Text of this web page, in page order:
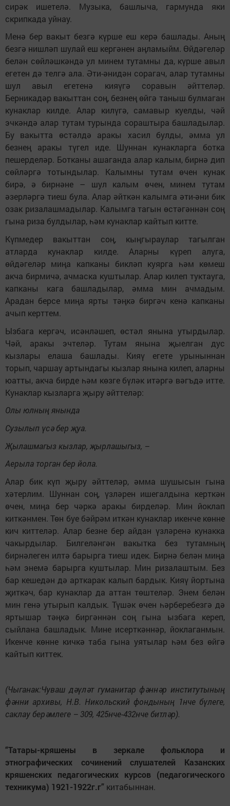
сирәк ишетелә. Музыка, башлыча, гармунда яки
скрипкада уйнау.
Менә бер вакыт безгә күрше еш керә башлады. Аның
безгә нишләп шулай еш кергәнен аңламыйм. Өйдәгеләр
белән сөйләшкәндә ул минем тутамны да, күрше авыл
егетен дә телгә ала. Әти-әнидән сорагач, алар тутамны
шул авыл егетенә кияүгә соравын әйттеләр.
Берникадәр вакыттан соң, безнең өйгә таныш булмаган
кунаклар килде. Алар килүгә, самавыр куелды, чәй
эчкәндә алар тутам турында сораштыра башладылар.
Бу вакытта өстәлдә аракы хасил булды, әмма ул
безнең аракы түгел иде. Шуннан кунакларга ботка
пешерделәр. Ботканы ашаганда алар калым, бирнә дип
сөйләргә тотындылар. Калымны тутам өчен кунак
бирә, ә бирнәне – шул калым өчен, минем тутам
әзерләргә тиеш була. Алар әйткән калымга әти-әни бик
озак ризалашмадылар. Калымга тагын өстәгәннән соң
гына риза булдылар, һәм кунаклар кайтып китте.
Күпмедер вакыттан соң, кыңгыраулар тагылган
атларда кунаклар килде. Аларны күреп алуга,
өйдәгеләр миңа капканы бикләп куярга һәм көмеш
акча бирмичә, ачмаска куштылар. Алар килеп туктауга,
капканы кага башладылар, әмма мин ачмадым.
Арадан берсе миңа ярты тәңкә биргәч кенә капканы
ачып керттем.
Ызбага кергәч, исәнләшеп, өстәл янына утырдылар.
Чәй, аракы эчтеләр. Тутам янына җыелган дус
кызлары елаша башлады. Кияү егете урыныннан
торып, чаршау артындагы кызлар янына килеп, аларны
юатты, акча бирде һәм көзге бүләк итәргә вәгъдә итте.
Кунаклар кызларга җыру әйттеләр:
Олы юлның янында
Сузылып үсә бер җуа.
Җылашмагыз кызлар, җырлашыгыз, –
Аерыла торган бер йола.
Алар бик күп җыру әйттеләр, әмма шушысын гына
хәтерлим. Шуннан соң, үзләрен ишегалдына керткән
өчен, миңа бер чәркә аракы бирделәр. Мин йоклап
киткәнмен. Төн буе бәйрәм иткән кунаклар икенче көнне
кич киттеләр. Алар безне бер айдан үзләренә кунакка
чакырдылар. Билгеләнгән вакытка без тутамның
бирнәлеген илтә барырга тиеш идек. Бирнә белән миңа
һәм энемә барырга куштылар. Мин ризалаштым. Без
бар кешедән дә арткарак калып бардык. Кияү йортына
җиткәч, бар кунаклар да аттан төштеләр. Энем белән
мин генә утырып калдык. Түшәк өчен һәрберебезгә дә
яртышар тәңкә биргәннән соң гына ызбага кереп,
сыйлана башладык. Мине исерткәннәр, йоклаганмын.
Икенче көнне кичкә таба гына уятылар һәм без өйгә
кайтып киттек.
(Чыганак:Чуваш дәүләт гуманитар фәннәр институтының
фәнни архивы, Н.В. Никольский фондының 1нче бүлеге,
саклау берәмлеге – 309, 425нче-432нче битләр).
“Татары-кряшены в зеркале фольклора и
этнографических сочинений слушателей Казанских
кряшенских педагогических курсов (педагогического
техникума) 1921-1922г.г” китабыннан.